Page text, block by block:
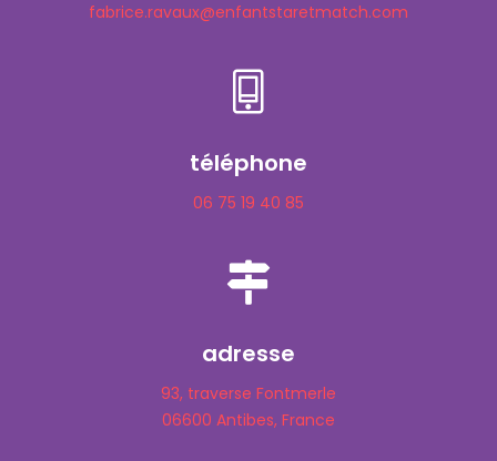
fabrice.ravaux@enfantstaretmatch.com
téléphone
06 75 19 40 85
adresse
93, traverse Fontmerle
06600 Antibes, France